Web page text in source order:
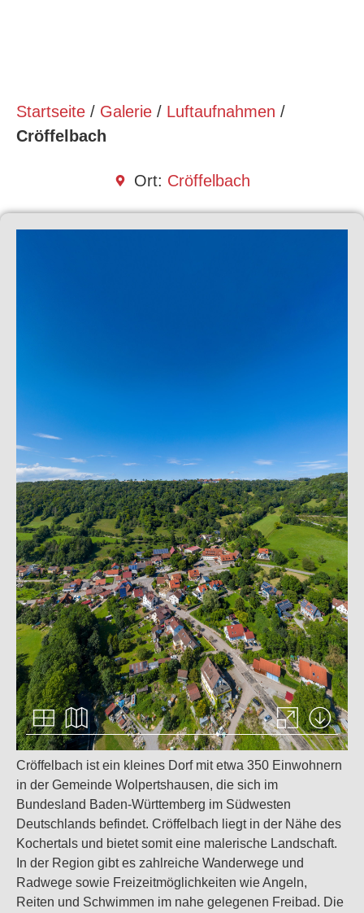
Startseite / Galerie / Luftaufnahmen /
Cröffelbach
Ort: Cröffelbach
Cröffelbach ist ein kleines Dorf mit etwa 350 Einwohnern
in der Gemeinde Wolpertshausen, die sich im
Bundesland Baden-Württemberg im Südwesten
Deutschlands befindet. Cröffelbach liegt in der Nähe des
Kochertals und bietet somit eine malerische Landschaft.
In der Region gibt es zahlreiche Wanderwege und
Radwege sowie Freizeitmöglichkeiten wie Angeln,
Reiten und Schwimmen im nahe gelegenen Freibad. Die